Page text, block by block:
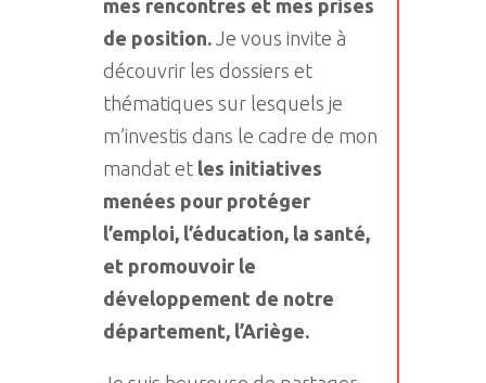
mes rencontres et mes prises
de position. Je vous invite à
découvrir les dossiers et
thématiques sur lesquels je
m’investis dans le cadre de mon
mandat et les initiatives
menées pour protéger
l’emploi, l’éducation, la santé,
et promouvoir le
développement de notre
département, l’Ariège.